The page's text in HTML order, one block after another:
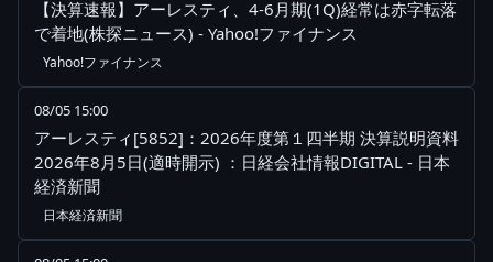
【決算速報】アーレスティ、4-6月期(1Q)経常は赤字転落
で着地(株探ニュース) - Yahoo!ファイナンス
Yahoo!ファイナンス
08/05 15:00
アーレスティ[5852]：2026年度第１四半期 決算説明資料
2026年8月5日(適時開示) ：日経会社情報DIGITAL - 日本
経済新聞
日本経済新聞